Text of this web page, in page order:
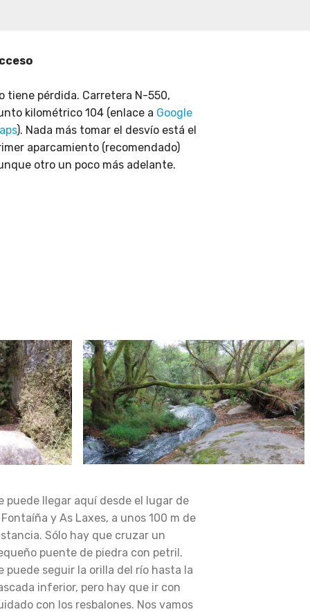
tiene pérdida. Carretera N-550,
kilométrico 104 (enlace a Google
). Nada más tomar el desvío está el
aparcamiento (recomendado)
otro un poco más adelante.
puede llegar aquí desde el lugar de
y As Laxes, a unos 100 m de
Sólo hay que cruzar un
puente de piedra con petril.
puede seguir la orilla del río hasta la
inferior, pero hay que ir con
con los resbalones. Nos vamos